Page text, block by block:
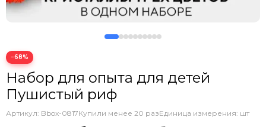
−68%
Набор для опыта для детей
Пушистый риф
Артикул: Bbox-0817Купили менее 20 разЕдиница измерения: шт